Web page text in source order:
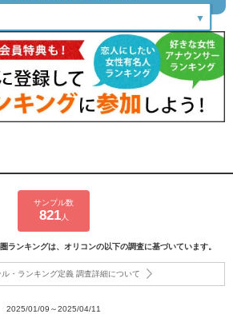
サンプル数
821人
ランキングは、オリコンの以下の調査に基づいています。
ル・ランキング定義 調査詳細について
2025/01/09～2025/04/11